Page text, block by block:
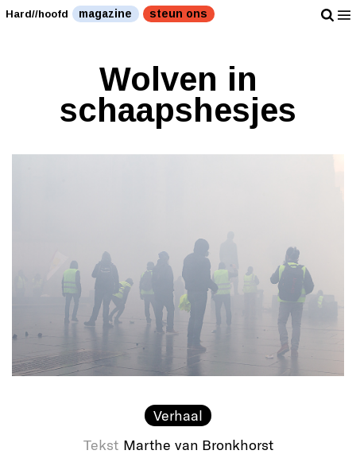
Hard//hoofd magazine steun ons
Wolven in
schaapshesjes
Verhaal
Tekst Marthe van Bronkhorst